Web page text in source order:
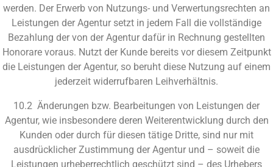
werden. Der Erwerb von Nutzungs- und Verwertungsrechten an
Leistungen der Agentur setzt in jedem Fall die vollständige
Bezahlung der von der Agentur dafür in Rechnung gestellten
Honorare voraus. Nutzt der Kunde bereits vor diesem Zeitpunkt
die Leistungen der Agentur, so beruht diese Nutzung auf einem
jederzeit widerrufbaren Leihverhältnis.
10.2 Änderungen bzw. Bearbeitungen von Leistungen der
Agentur, wie insbesondere deren Weiterentwicklung durch den
Kunden oder durch für diesen tätige Dritte, sind nur mit
ausdrücklicher Zustimmung der Agentur und – soweit die
Leistungen urheberrechtlich geschützt sind – des Urhebers